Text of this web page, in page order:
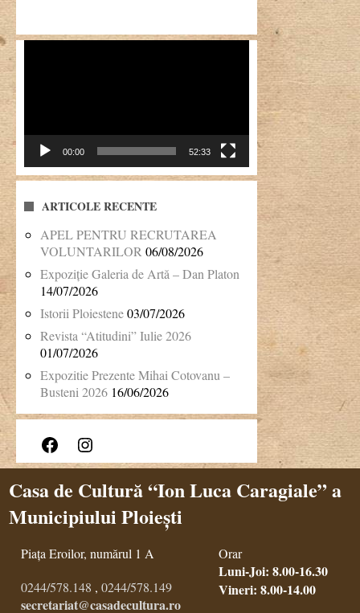
00:00 52:33
ARTICOLE RECENTE
APEL PENTRU RECRUTAREA
VOLUNTARILOR 06/08/2026
Expoziție Galeria de Artă – Dan Platon
14/07/2026
Istorii Ploiestene03/07/2026
Revista “Atitudini” Iulie 2026
01/07/2026
Expozitie Prezente Mihai Cotovanu –
Busteni 2026 16/06/2026
Facebook Instagram
Casa de Cultură “Ion Luca Caragiale” a
Municipiului Ploiești
Piața Eroilor, numărul 1 A
0244/578.148 ,0244/578.149
secretariat@casadecultura.ro
Orar
Luni-Joi: 8.00-16.30
Vineri: 8.00-14.00